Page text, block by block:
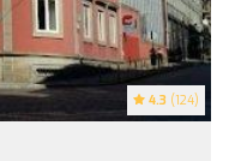
4.3 (124)